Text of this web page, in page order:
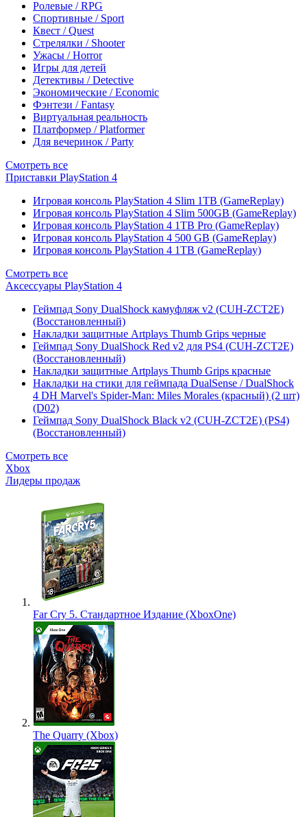
Ролевые / RPG
Спортивные / Sport
Квест / Quest
Стрелялки / Shooter
Ужасы / Horror
Игры для детей
Детективы / Detective
Экономические / Economic
Фэнтези / Fantasy
Виртуальная реальность
Платформер / Platformer
Для вечеринок / Party
Смотреть все
Приставки PlayStation 4
Игровая консоль PlayStation 4 Slim 1TB (GameReplay)
Игровая консоль PlayStation 4 Slim 500GB (GameReplay)
Игровая консоль PlayStation 4 1TB Pro (GameReplay)
Игровая консоль PlayStation 4 500 GB (GameReplay)
Игровая консоль PlayStation 4 1TB (GameReplay)
Смотреть все
Аксессуары PlayStation 4
Геймпад Sony DualShock камуфляж v2 (CUH-ZCT2E)
(Восстановленный)
Накладки защитные Artplays Thumb Grips черные
Геймпад Sony DualShock Red v2 для PS4 (CUH-ZCT2E)
(Восстановленный)
Накладки защитные Artplays Thumb Grips красные
Накладки на стики для геймпада DualSense / DualShock
4 DH Marvel's Spider-Man: Miles Morales (красный) (2 шт)
(D02)
Геймпад Sony DualShock Black v2 (CUH-ZCT2E) (PS4)
(Восстановленный)
Смотреть все
Xbox
Лидеры продаж
Far Cry 5. Стандартное Издание (XboxOne)
The Quarry (Xbox)